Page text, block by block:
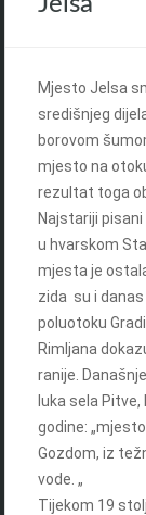
Mjesto Jelsa
središnjeg
borovom
mjesto na
rezultat toga
Najstariji
u hvarskom
mjesta je
zida su i
poluotoku
Rimljana
ranije.
luka sela
godine:
Gozdom, iz
vode. „
Tijekom 19